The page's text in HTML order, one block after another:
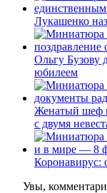
Лукашенко
Ольгу Бузову
юбилеем
Женатый шеф
с двумя
Коронавирус:
Увы,